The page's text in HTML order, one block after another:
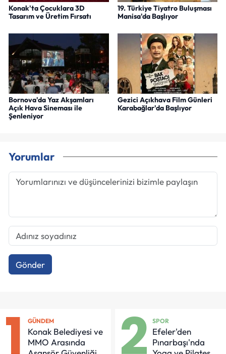
Konak'ta Çocuklara 3D
Tasarım ve Üretim Fırsatı
19. Türkiye Tiyatro Buluşması
Manisa'da Başlıyor
Bornova'da Yaz Akşamları
Açık Hava Sineması ile
Şenleniyor
Gezici Açıkhava Film Günleri
Karabağlar'da Başlıyor
Yorumlar
Gönder
1 GÜNDEM
Konak Belediyesi ve
MMO Arasında
2 SPOR
Efeler'den
Pınarbaşı'nda